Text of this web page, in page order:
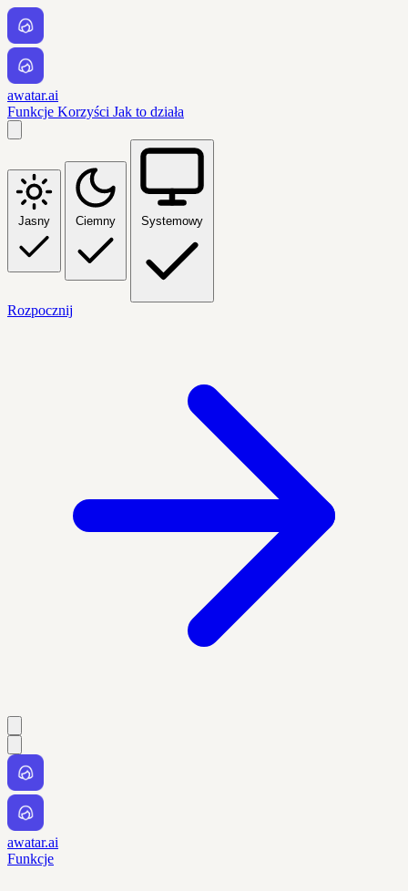
awatar.ai
Funkcje Korzyści Jak to działa
Jasny Ciemny Systemowy
Rozpocznij
awatar.ai
Funkcje